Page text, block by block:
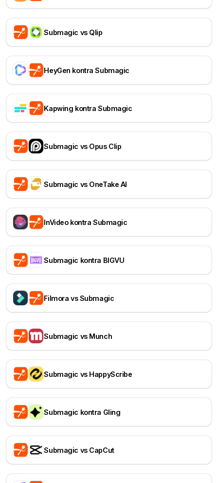
Submagic vs Qlip
HeyGen kontra Submagic
Kapwing kontra Submagic
Submagic vs Opus Clip
Submagic vs OneTake AI
InVideo kontra Submagic
Submagic kontra BIGVU
Filmora vs Submagic
Submagic vs Munch
Submagic vs HappyScribe
Submagic kontra Gling
Submagic vs CapCut